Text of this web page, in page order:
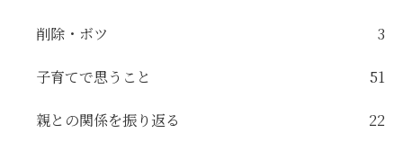
削除・ボツ 3
子育てで思うこと 51
親との関係を振り返る 22